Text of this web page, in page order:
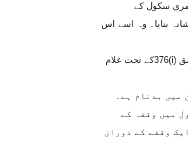
سکول کے
نشانہ بنایا۔ وہ اسے اس
تین مئی کو متاثرہ بچی کے بھائی رسول بخش کی شکایت پرہیڈ ماسٹر کے خلاف تعزیراتِ پاکستان کی شق (i)376کے تحت غلام
میں بدنام ہے۔
میں وقفہ کے
وقفے کے دوران